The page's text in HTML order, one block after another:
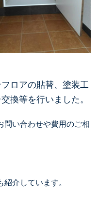
ロアの貼替、塗装工
換等を行いました。
問い合わせや費用のご相
紹介しています。